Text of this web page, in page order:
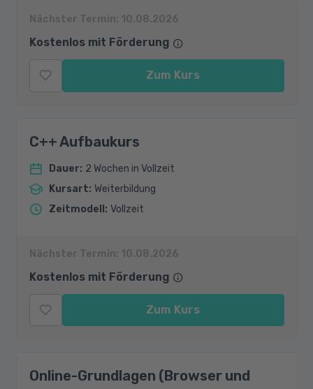
Nächster Termin: 10.08.2026
Kostenlos mit Förderung
Zum Kurs
C++ Aufbaukurs
Dauer: 2 Wochen in Vollzeit
Kursart: Weiterbildung
Zeitmodell : Vollzeit
Nächster Termin: 10.08.2026
Kostenlos mit Förderung
Zum Kurs
Online-Grundlagen (Browser und